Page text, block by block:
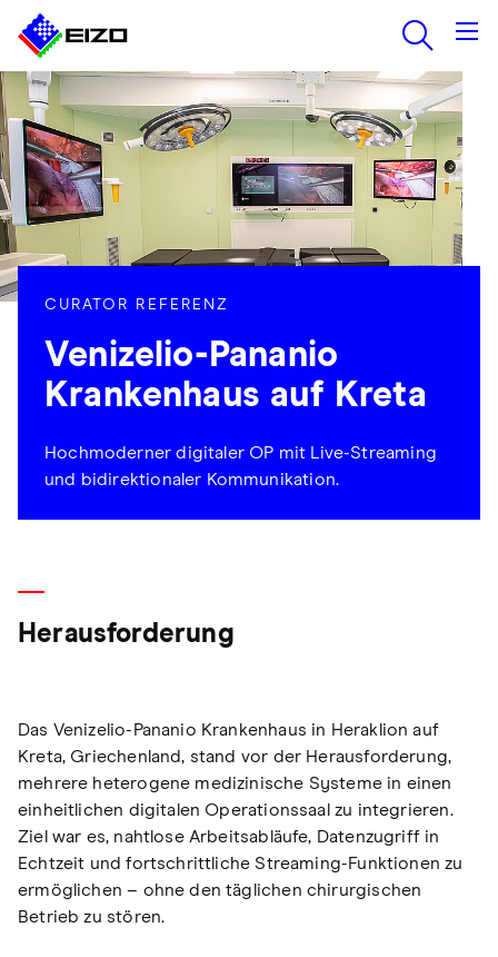
CURATOR REFERENZ
Venizelio-Pananio
Krankenhaus auf Kreta
Hochmoderner digitaler OP mit Live-Streaming
und bidirektionaler Kommunikation.
Herausforderung
Das Venizelio-Pananio Krankenhaus in Heraklion auf
Kreta, Griechenland, stand vor der Herausforderung,
mehrere heterogene medizinische Systeme in einen
einheitlichen digitalen Operationssaal zu integrieren.
Ziel war es, nahtlose Arbeitsabläufe, Datenzugriff in
Echtzeit und fortschrittliche Streaming-Funktionen zu
ermöglichen – ohne den täglichen chirurgischen
Betrieb zu stören.